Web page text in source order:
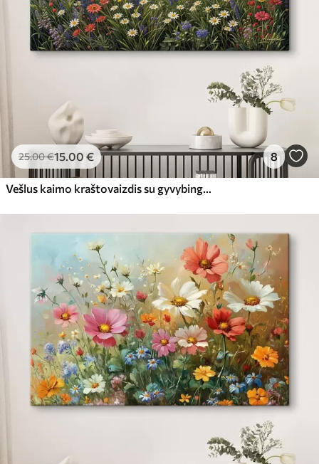
25.00€15.00 € 8
Vešlus kaimo kraštovaizdis su gyvybinga lauko gėlių pieva, užpildyta spalvingomis gėlėmis po debesuotu dangumi